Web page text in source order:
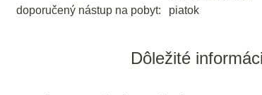
doporučený nástup na pobyt:
piatok
Dôležité